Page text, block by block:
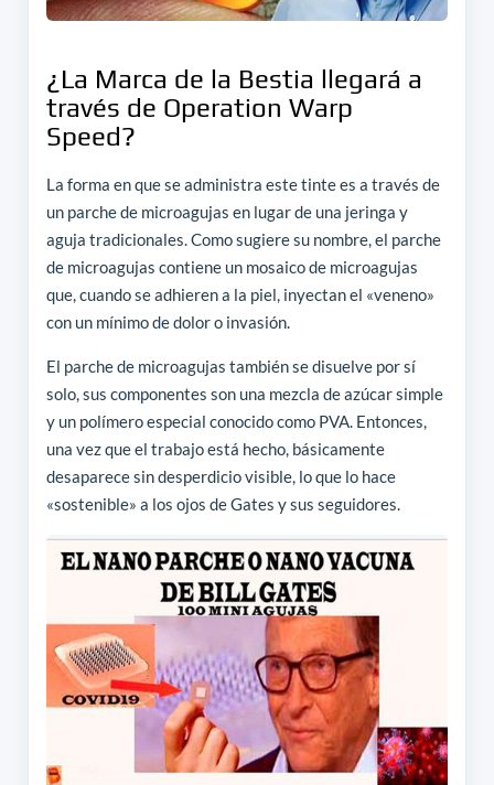
¿La Marca de la Bestia llegará a
través de Operation Warp
Speed?
La forma en que se administra este tinte es a través de
un parche de microagujas en lugar de una jeringa y
aguja tradicionales. Como sugiere su nombre, el parche
de microagujas contiene un mosaico de microagujas
que, cuando se adhieren a la piel, inyectan el «veneno»
con un mínimo de dolor o invasión.
El parche de microagujas también se disuelve por sí
solo, sus componentes son una mezcla de azúcar simple
y un polímero especial conocido como PVA. Entonces,
una vez que el trabajo está hecho, básicamente
desaparece sin desperdicio visible, lo que lo hace
«sostenible» a los ojos de Gates y sus seguidores.